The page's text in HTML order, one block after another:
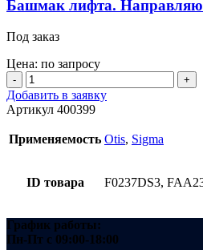
Башмак лифта.
Под заказ
Цена: по запросу
Количество
товара
Башмак
лифта.
Направляющая
DIM2=118мм.
Добавить в заявку
Артикул 400399
Применяемость Otis, Sigma
ID товара F0237DS3,
График работы:
Пн-Пт с 09:00-18:00